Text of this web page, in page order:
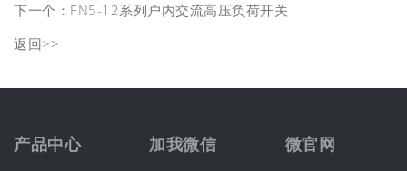
下一个： FN5-12系列户内交流高压负荷开关
返回>>
产品中心 加我微信 微官网